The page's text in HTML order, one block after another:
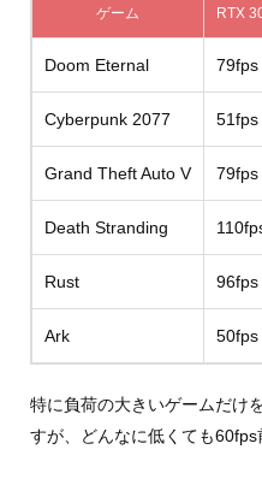
ゲーム RTX
Doom Eternal 79fps
Cyberpunk 2077 51fps
Grand Theft Auto V 79fps
Death Stranding
Rust 96fps
Ark 50fps
特に負荷の大きいゲームだけ
すが、どんなに低くても60fps